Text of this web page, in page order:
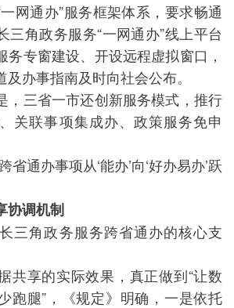
网通办”服务框架体系，要求畅通
三角政务服务“一网通办”线上平台
务专窗建设、开设远程虚拟窗口，
办事指南及时向社会公布。
三省一市还创新服务模式，推行
关联事项集成办、政策服务免申
通办事项从‘能办’向‘好办易办’跃
协调机制
角政务服务跨省通办的核心支
享的实际效果，真正做到“让数
跑腿”，《规定》明确，一是依托